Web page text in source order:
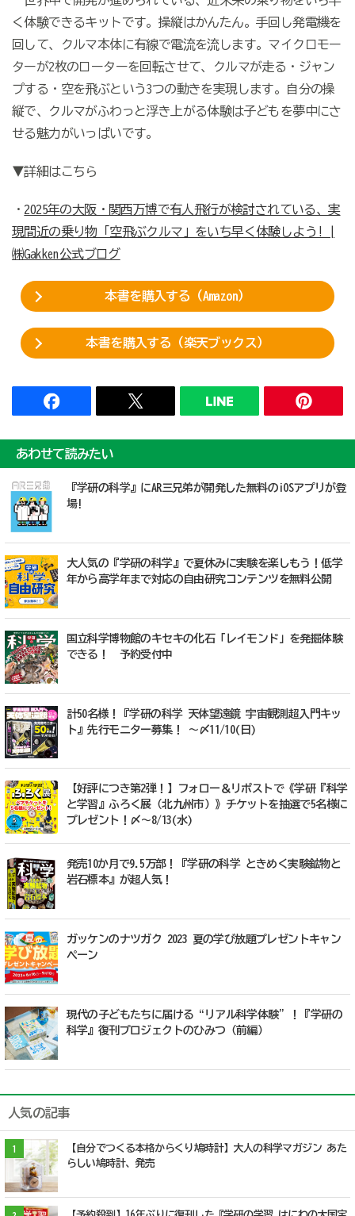
く体験できるキットです。操縦はかんたん。手回し発電機を
回して、クルマ本体に有線で電流を流します。マイクロモー
ターが2枚のローターを回転させて、クルマが走る・ジャン
プする・空を飛ぶという3つの動きを実現します。自分の操
縦で、クルマがふわっと浮き上がる体験は子どもを夢中にさ
せる魅力がいっぱいです。
▼詳細はこちら
・ 2025年の大阪・関西万博で有人飛行が検討されている、実
現間近の乗り物「空飛ぶクルマ」をいち早く体験しよう! |
㈱Gakken公式ブログ
本書を購入する（Amazon）
本書を購入する（楽天ブックス）
あわせて読みたい
『学研の科学』にAR三兄弟が開発した無料のiOSアプリが登
場!
大人気の『学研の科学』で夏休みに実験を楽しもう！低学
年から高学年まで対応の自由研究コンテンツを無料公開
国立科学博物館のキセキの化石「レイモンド」を発掘体験
できる！ 予約受付中
計50名様！『学研の科学 天体望遠鏡 宇宙観測超入門キッ
ト』先行モニター募集！ ～〆11/10(日)
【好評につき第2弾！】フォロー＆リポストで《学研『科学
と学習』ふろく展（北九州市）》チケットを抽選で5名様に
プレゼント！〆～8/13(水)
発売10か月で9.5万部！『学研の科学 ときめく実験鉱物と
岩石標本』が超人気！
ガッケンのナツガク 2023 夏の学び放題プレゼントキャン
ペーン
現代の子どもたちに届ける“リアル科学体験”！『学研の
科学』復刊プロジェクトのひみつ（前編）
人気の記事
1
【自分でつくる本格からくり鳩時計】大人の科学マガジン あた
らしい鳩時計、発売